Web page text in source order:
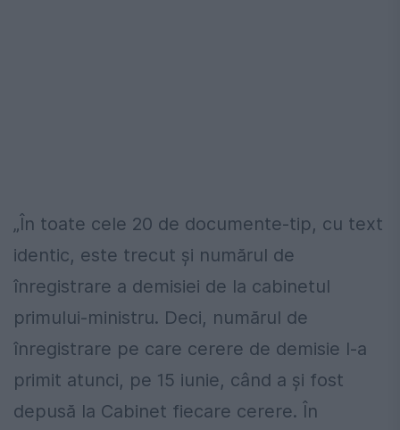
„În toate cele 20 de documente-tip, cu text
identic, este trecut şi numărul de
înregistrare a demisiei de la cabinetul
primului-ministru. Deci, numărul de
înregistrare pe care cerere de demisie l-a
primit atunci, pe 15 iunie, când a şi fost
depusă la Cabinet fiecare cerere. În